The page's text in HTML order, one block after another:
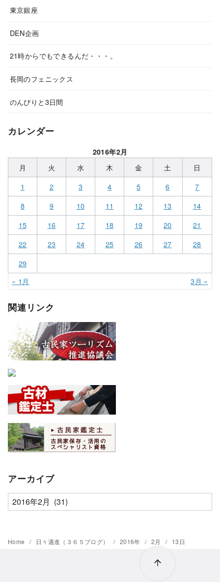
東京銀座
DEN企画
21時からでもできるんだ・・・。
長岡のフェニックス
のんびりと3日間
カレンダー
2016年2月
月 火 水 木 金 土
日
1
2 3 4 5 6
7
8
9 10 11 12 13
14
15
16 17 18 19 20
21
22
23 24 25 26 27
28
29
« 1月
3月 »
関連リンク
アーカイブ
ア
ー
イ
Home 日々邁進（３６５ブログ） 2016年 2月 13日